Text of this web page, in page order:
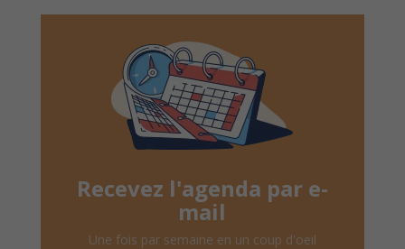
Recevez l'agenda par e-
mail
Une fois par semaine en un coup d'oeil